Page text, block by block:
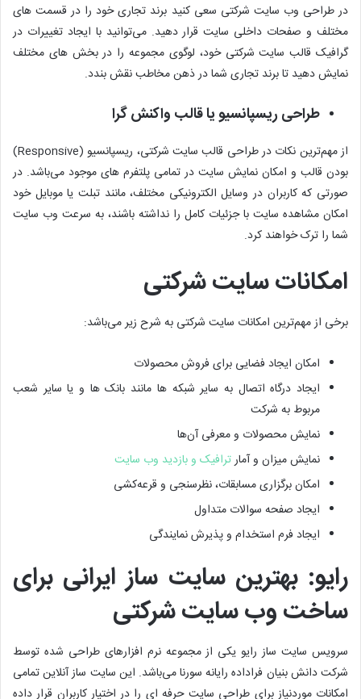
در طراحی وب سایت شرکتی سعی کنید برند تجاری خود را در قسمت ‌های
مختلف و صفحات داخلی سایت قرار دهید. می‌توانید با ایجاد تغییرات در
گرافیک قالب سایت شرکتی خود، لوگوی مجموعه را در بخش ‌های مختلف
نمایش دهید تا برند تجاری شما در ذهن مخاطب نقش بندد.
طراحی ریسپانسیو یا قالب واکنش گرا
از مهم‌ترین نکات در طراحی قالب سایت شرکتی، ریسپانسیو (Responsive)
بودن قالب و امکان نمایش سایت در تمامی پلتفرم‌ های موجود می‌باشد. در
صورتی که کاربران در وسایل الکترونیکی مختلف، مانند تبلت یا موبایل خود
امکان مشاهده سایت با جزئیات کامل را نداشته باشند، به سرعت وب سایت
شما را ترک خواهند کرد.
امکانات سایت شرکتی
برخی از مهم‌ترین امکانات سایت شرکتی به شرح زیر می‌باشد:
امکان ایجاد فضایی برای فروش محصولات
ایجاد درگاه اتصال به سایر شبکه ‌ها مانند بانک ‌ها و یا سایر شعب
مربوط به شرکت
نمایش محصولات و معرفی آن‌ها
نمایش میزان و آمارترافیک و بازدید وب سایت
امکان برگزاری مسابقات، نظرسنجی و قرعه‌کشی
ایجاد صفحه سوالات متداول
ایجاد فرم استخدام و پذیرش نمایندگی
رایو: بهترین سایت ساز ایرانی برای
ساخت وب سایت شرکتی
سرویس سایت ساز رایو یکی از مجموعه نرم ‌افزارهای طراحی شده توسط
شرکت دانش بنیان فراداده رایانه سورنا می‌باشد. این سایت ساز آنلاین تمامی
امکانات موردنیاز برای طراحی سایت حرفه ای را در اختیار کاربران قرار داده